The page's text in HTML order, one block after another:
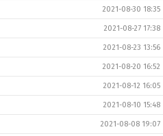
2021-08-30 18:35
2021-08-27 17:38
2021-08-23 13:56
2021-08-20 16:52
2021-08-12 16:05
2021-08-10 15:48
2021-08-08 19:07